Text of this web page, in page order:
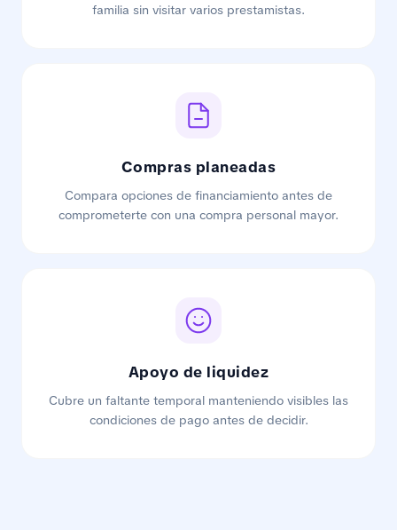
familia sin visitar varios prestamistas.
Compras planeadas
Compara opciones de financiamiento antes de
comprometerte con una compra personal mayor.
Apoyo de liquidez
Cubre un faltante temporal manteniendo visibles las
condiciones de pago antes de decidir.